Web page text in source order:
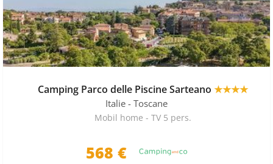
Camping Parco delle Piscine Sarteano ★★★★
Italie - Toscane
Mobil home - TV 5 pers.
568 €